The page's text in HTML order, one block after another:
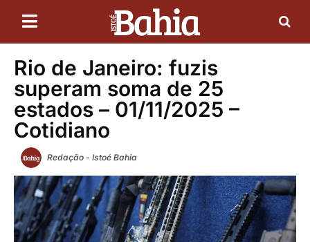
Rio de Janeiro: fuzis
superam soma de 25
estados – 01/11/2025 –
Cotidiano
Redação - Istoé Bahia